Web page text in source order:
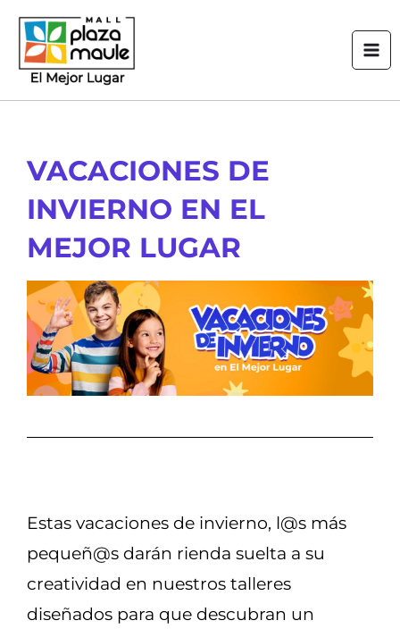
contenido
VACACIONES DE
INVIERNO EN EL
MEJOR LUGAR
Estas vacaciones de invierno, l@s más
pequeñ@s darán rienda suelta a su
creatividad en nuestros talleres
diseñados para que descubran un